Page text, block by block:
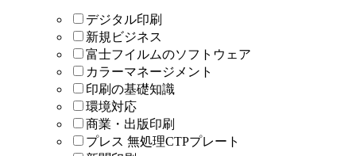
デジタル印刷
新規ビジネス
富士フイルムのソフトウェア
カラーマネージメント
印刷の基礎知識
環境対応
商業・出版印刷
プレス 無処理CTPプレート